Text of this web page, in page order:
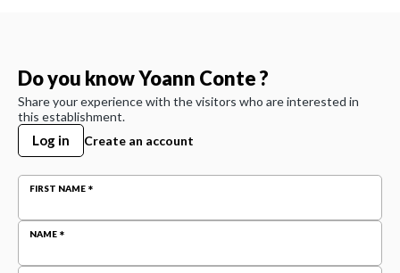
Do you know Yoann Conte ?
Share your experience with the visitors who are interested in
this establishment.
Log in Create an account
FIRST NAME
NAME